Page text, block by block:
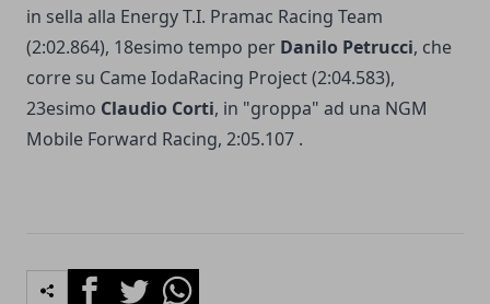
in sella alla Energy T.I. Pramac Racing Team
(2:02.864), 18esimo tempo per Danilo Petrucci, che
corre su Came IodaRacing Project (2:04.583),
23esimo Claudio Corti, in "groppa" ad una NGM
Mobile Forward Racing, 2:05.107 .
FacebookTwitterWhatsapp